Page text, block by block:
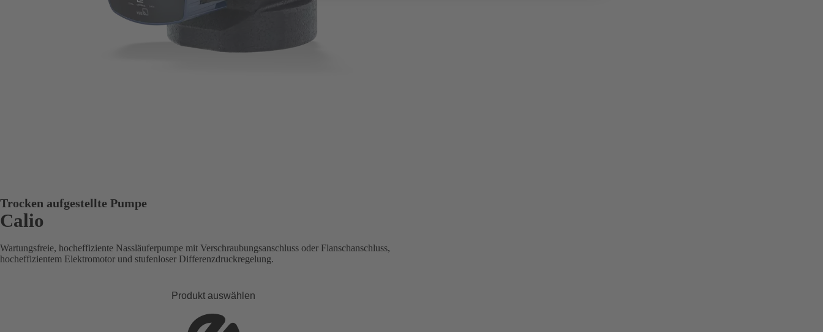
Trocken aufgestellte Pumpe
Calio
Wartungsfreie, hocheffiziente Nassläuferpumpe mit Verschraubungsanschluss oder Flanschanschluss,
hocheffizientem Elektromotor und stufenloser Differenzdruckregelung.
Produkt auswählen